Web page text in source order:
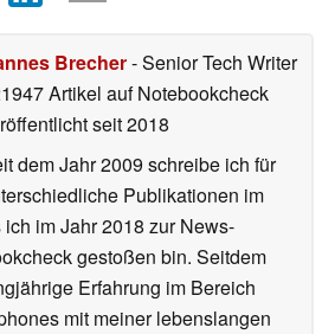
Brecher- Senior Tech Writer
Artikel auf Notebookcheck
seit 2018
dem Jahr 2009 schreibe ich für
Publikationen im
im Jahr 2018 zur News-
gestoßen bin. Seitdem
Erfahrung im Bereich
mit meiner lebenslangen